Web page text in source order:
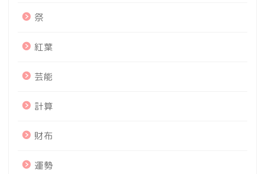
祭
紅葉
芸能
計算
財布
運勢